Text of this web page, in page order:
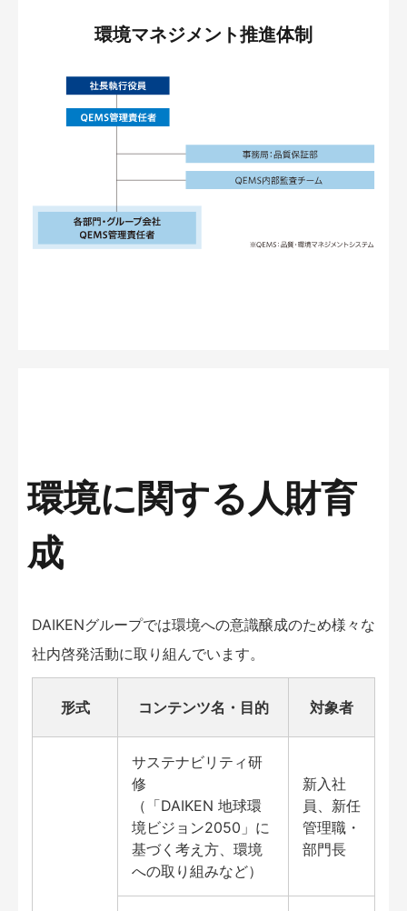
環境マネジメント推進体制
環境に関する人財育
成
DAIKENグループでは環境への意識醸成のため様々な
社内啓発活動に取り組んでいます。
形式 コンテンツ名・目的 対象者
サステナビリティ研
修
（「DAIKEN 地球環
境ビジョン2050」に
基づく考え方、環境
への取り組みなど）
新入社
員、新任
管理職・
部門長